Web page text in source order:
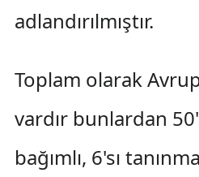
adlandırılmıştır.
Toplam olarak
vardır bunlardan
bağımlı, 6'sı